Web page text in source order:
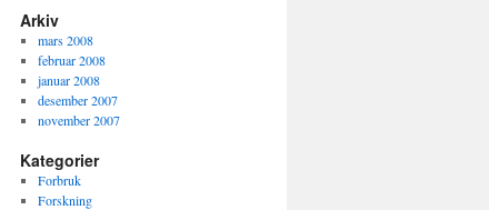
Arkiv
mars 2008
februar 2008
januar 2008
desember 2007
november 2007
Kategorier
Forbruk
Forskning